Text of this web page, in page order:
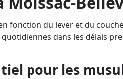
fonction du lever et du
dans les délais
pour les